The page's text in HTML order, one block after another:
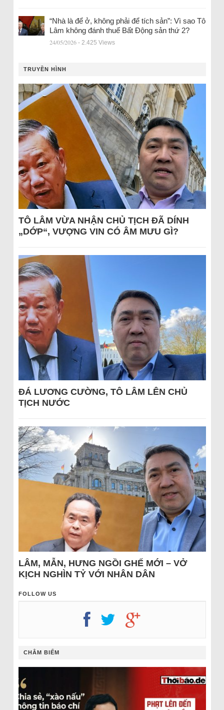
“Nhà là để ở, không phải để tích sản”: Vì sao Tô
Lâm không đánh thuế Bất Động sản thứ 2?
24/05/2026 - 2.425 Views
TRUYỀN HÌNH
TÔ LÂM VỪA NHẬN CHỦ TỊCH ĐÃ DÍNH
„DỚP“, VƯỢNG VIN CÓ ÂM MƯU GÌ?
ĐÁ LƯƠNG CƯỜNG, TÔ LÂM LÊN CHỦ
TỊCH NƯỚC
LÂM, MẪN, HƯNG NGỒI GHẾ MỚI – VỞ
KỊCH NGHÌN TỶ VỚI NHÂN DÂN
FOLLOW US
CHÂM BIẾM